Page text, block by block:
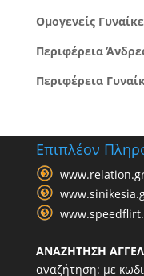
Ομογενείς
Περιφέρεια
Περιφέρεια
Επιπλέον
ΑΝΑΖΗΤΗΣΗ
αναζήτηση: με